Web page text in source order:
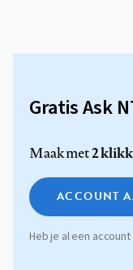
Gratis Ask
Maak met2
ACCOUNT
Heb je al een